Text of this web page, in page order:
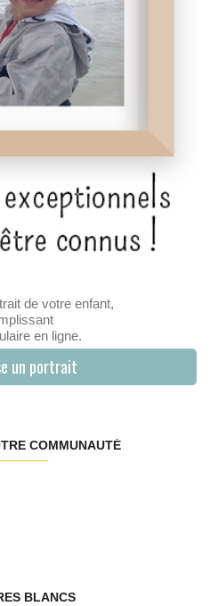
de votre enfant,
en ligne.
un portrait
COMMUNAUTÉ
BLANCS